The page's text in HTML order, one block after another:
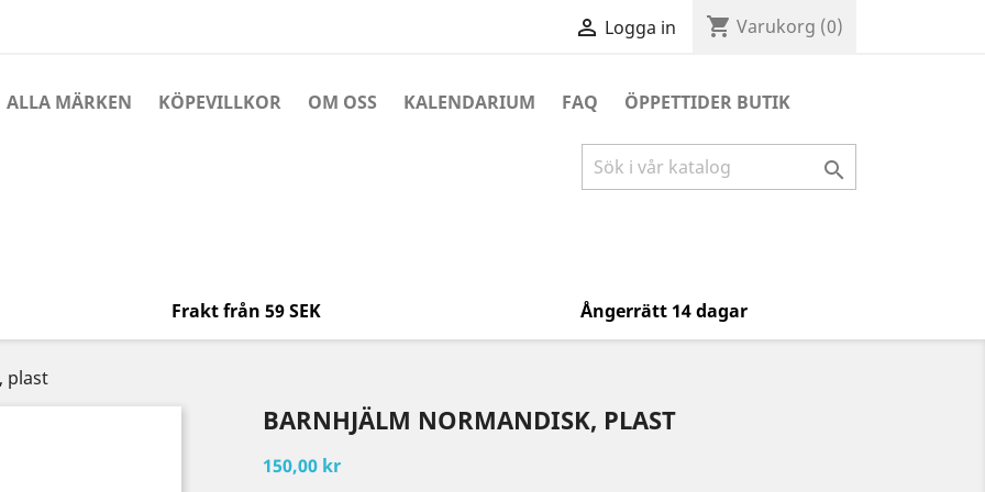
 Logga in shopping_cart Varukorg (0)
ALLA MÄRKEN KÖPEVILLKOR OM OSS KALENDARIUM FAQ ÖPPETTIDER BUTIK

Frakt från 59 SEK Ångerrätt 14 dagar
plast
BARNHJÄLM NORMANDISK, PLAST
150,00 kr